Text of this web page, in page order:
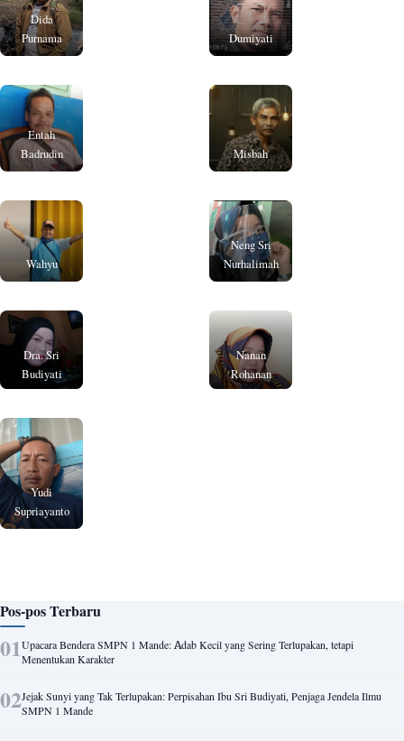
Dida
Purnama
Dumiyati
Entah
Badrudin
Misbah
Wahyu
Neng Sri
Nurhalimah
Dra. Sri
Budiyati
Nanan
Rohanan
Yudi
Supriayanto
Pos-pos Terbaru
Upacara Bendera SMPN 1 Mande: Adab Kecil yang Sering Terlupakan, tetapi
Menentukan Karakter
Jejak Sunyi yang Tak Terlupakan: Perpisahan Ibu Sri Budiyati, Penjaga Jendela Ilmu
SMPN 1 Mande